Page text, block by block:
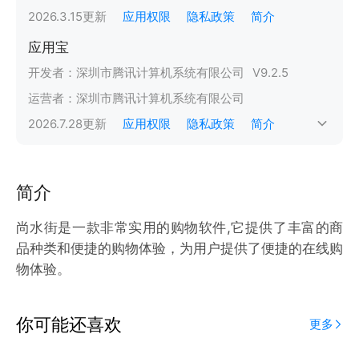
2026.3.15更新 应用权限 隐私政策 简介
应用宝
开发者： 深圳市腾讯计算机系统有限公司 V9.2.5
运营者： 深圳市腾讯计算机系统有限公司
2026.7.28更新 应用权限 隐私政策 简介
简介
尚水街是一款非常实用的购物软件,它提供了丰富的商
品种类和便捷的购物体验，为用户提供了便捷的在线购
物体验。
你可能还喜欢 更多